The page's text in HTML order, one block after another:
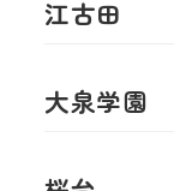
江古田
大泉学園